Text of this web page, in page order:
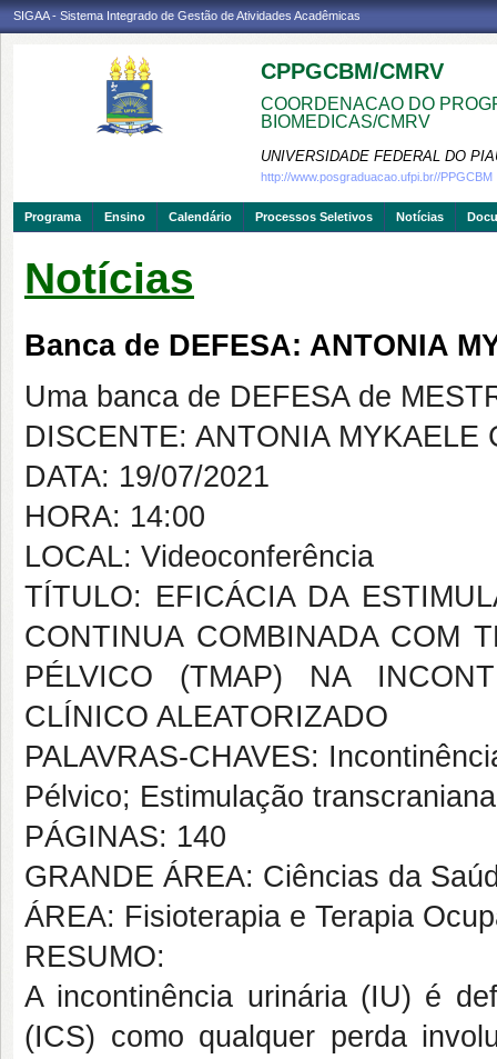
SIGAA - Sistema Integrado de Gestão de Atividades Acadêmicas
CPPGCBM/CMRV
COORDENACAO DO
BIOMEDICAS/CMRV
UNIVERSIDADE FEDERAL DO
http://www.posgraduacao.ufpi.br//PPGCBM
Programa Ensino Calendário Processos Seletivos Notícias
Notícias
Banca de DEFESA: ANTONIA
Uma banca de DEFESA de
DISCENTE: ANTONIA MYKAELE
DATA: 19/07/2021
HORA: 14:00
LOCAL: Videoconferência
TÍTULO: EFICÁCIA DA
CONTINUA COMBINADA COM
PÉLVICO (TMAP) NA
CLÍNICO ALEATORIZADO
PALAVRAS-CHAVES:
Pélvico; Estimulação
PÁGINAS: 140
GRANDE ÁREA: Ciências da
ÁREA: Fisioterapia e Terapia
RESUMO:
A incontinência urinária (IU) é
(ICS) como qualquer perda